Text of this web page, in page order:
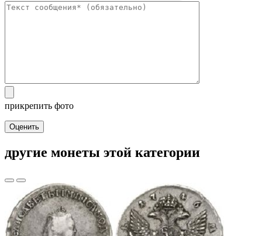
прикрепить фото
Оценить
другие монеты этой категории